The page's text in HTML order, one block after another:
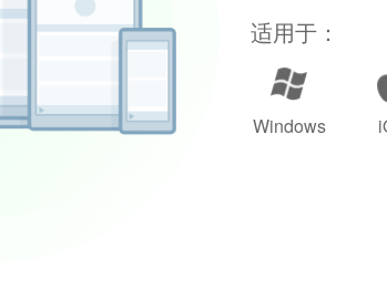
适用于：
Windows